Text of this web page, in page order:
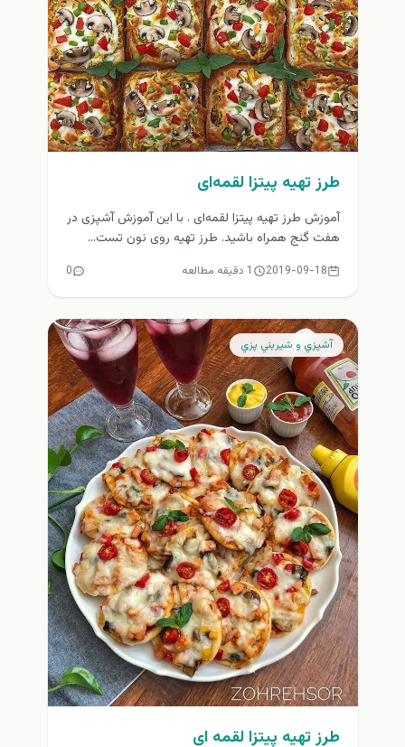
طرز تهیه پیتزا لقمه‌ای
آموزش طرز تهیه پیتزا لقمه‌ای . با این آموزش آشپزی در
هفت گنج همراه باشید. طرز تهیه روى نون تست...
2019-09-18 1 دقیقه مطالعه 0
آشپزي و شيريني پزي
طرز تهیه پیتزا لقمه ای